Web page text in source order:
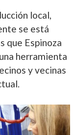
local,
se está
que Espinoza
herramienta
y vecinas